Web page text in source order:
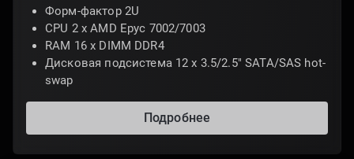
Форм-фактор 2U
CPU 2 х AMD Epyc 7002/7003
RAM 16 x DIMM DDR4
Дисковая подсистема 12 х 3.5/2.5" SATA/SAS hot-
swap
Подробнее